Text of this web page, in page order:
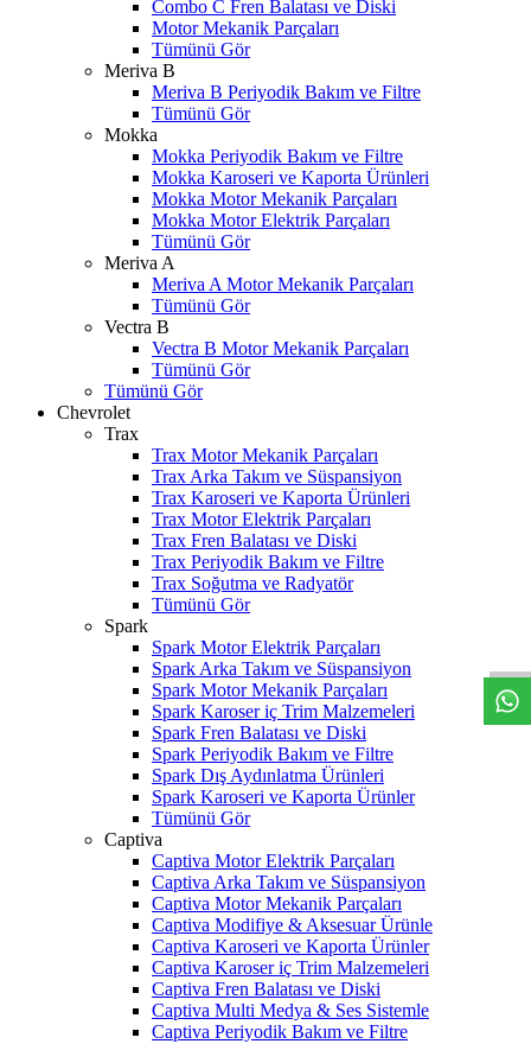
Combo C Fren Balatası ve Diski
Motor Mekanik Parçaları
Tümünü Gör
Meriva B
Meriva B Periyodik Bakım ve Filtre
Tümünü Gör
Mokka
Mokka Periyodik Bakım ve Filtre
Mokka Karoseri ve Kaporta Ürünleri
Mokka Motor Mekanik Parçaları
Mokka Motor Elektrik Parçaları
Tümünü Gör
Meriva A
Meriva A Motor Mekanik Parçaları
Tümünü Gör
Vectra B
Vectra B Motor Mekanik Parçaları
Tümünü Gör
Tümünü Gör
Chevrolet
Trax
Trax Motor Mekanik Parçaları
Trax Arka Takım ve Süspansiyon
Trax Karoseri ve Kaporta Ürünleri
Trax Motor Elektrik Parçaları
Trax Fren Balatası ve Diski
Trax Periyodik Bakım ve Filtre
Trax Soğutma ve Radyatör
Tümünü Gör
Spark
Spark Motor Elektrik Parçaları
Spark Arka Takım ve Süspansiyon
Spark Motor Mekanik Parçaları
Spark Karoser iç Trim Malzemeleri
Spark Fren Balatası ve Diski
Spark Periyodik Bakım ve Filtre
Spark Dış Aydınlatma Ürünleri
Spark Karoseri ve Kaporta Ürünler
Tümünü Gör
Captiva
Captiva Motor Elektrik Parçaları
Captiva Arka Takım ve Süspansiyon
Captiva Motor Mekanik Parçaları
Captiva Modifiye & Aksesuar Ürünle
Captiva Karoseri ve Kaporta Ürünler
Captiva Karoser iç Trim Malzemeleri
Captiva Fren Balatası ve Diski
Captiva Multi Medya & Ses Sistemle
Captiva Periyodik Bakım ve Filtre